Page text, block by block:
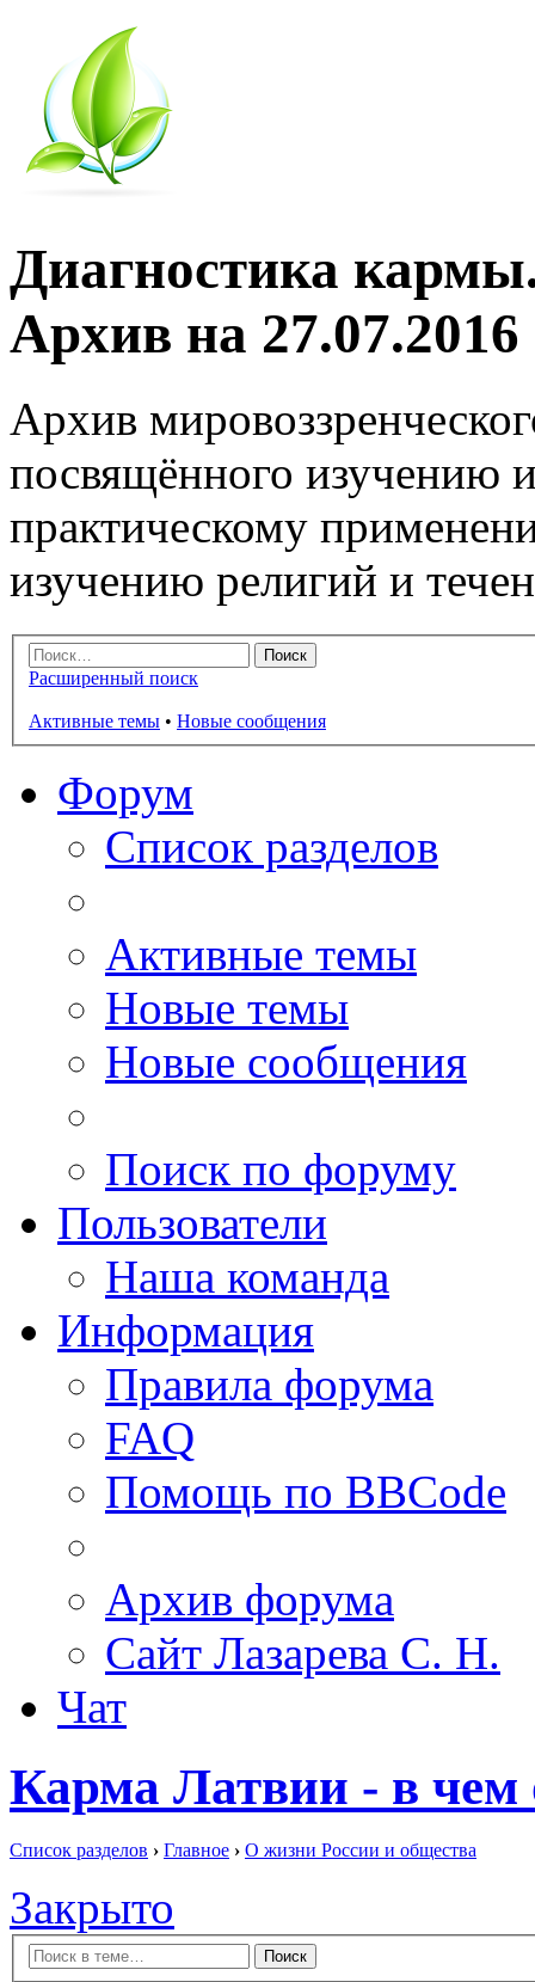
Диагностика
Архив на 27.07.2016
Архив
посвящённого изучению
практическому
изучению религий и
Расширенный поиск
Активные темы • Новые сообщения
Форум
Список разделов
Активные темы
Новые темы
Новые сообщения
Поиск по форуму
Пользователи
Наша команда
Информация
Правила форума
FAQ
Помощь по BBCode
Архив форума
Сайт Лазарева С. Н.
Чат
Карма Латвии - в чем
Список разделов › Главное › О жизни России и общества
Закрыто